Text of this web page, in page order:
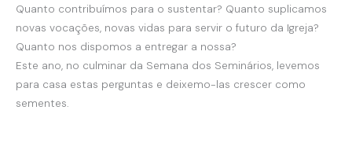
Quanto contribuímos para o sustentar? Quanto suplicamos
novas vocações, novas vidas para servir o futuro da Igreja?
Quanto nos dispomos a entregar a nossa?
Este ano, no culminar da Semana dos Seminários, levemos
para casa estas perguntas e deixemo-las crescer como
sementes.